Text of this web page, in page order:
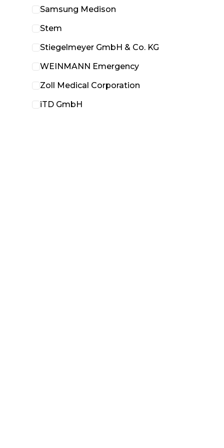
Samsung Medison
Stem
Stiegelmeyer GmbH & Co. KG
WEINMANN Emergency
Zoll Medical Corporation
iTD GmbH